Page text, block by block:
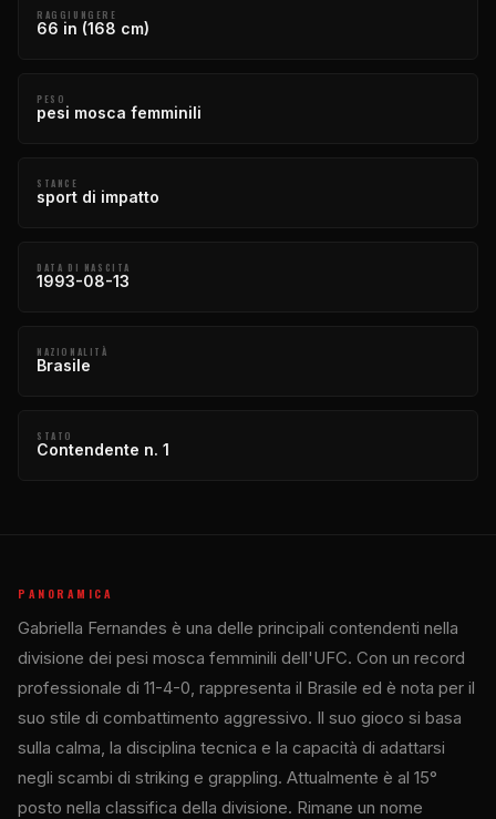
RAGGIUNGERE
66 in (168 cm)
PESO
pesi mosca femminili
STANCE
sport di impatto
DATA DI NASCITA
1993-08-13
NAZIONALITÀ
Brasile
STATO
Contendente n. 1
PANORAMICA
Gabriella Fernandes è una delle principali contendenti nella
divisione dei pesi mosca femminili dell'UFC. Con un record
professionale di 11-4-0, rappresenta il Brasile ed è nota per il
suo stile di combattimento aggressivo. Il suo gioco si basa
sulla calma, la disciplina tecnica e la capacità di adattarsi
negli scambi di striking e grappling. Attualmente è al 15°
posto nella classifica della divisione. Rimane un nome